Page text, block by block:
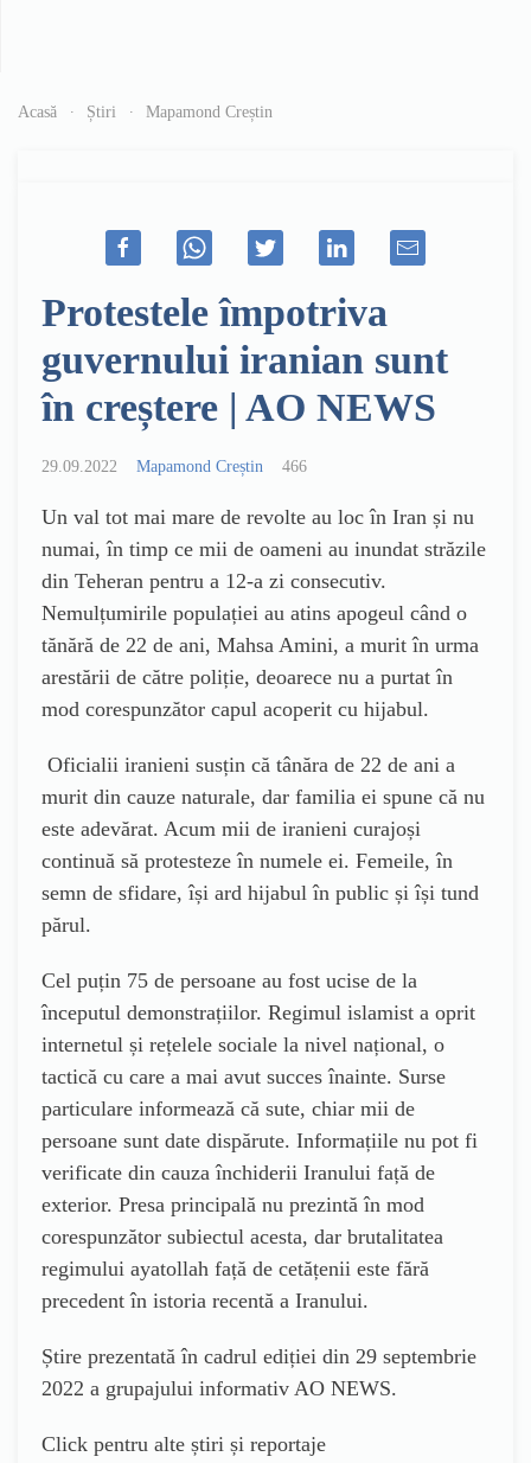
Acasă Știri Mapamond Creștin
Protestele împotriva
guvernului iranian sunt
în creștere | AO NEWS
29.09.2022 Mapamond Creștin 466
Un val tot mai mare de revolte au loc în Iran și nu
numai, în timp ce mii de oameni au inundat străzile
din Teheran pentru a 12-a zi consecutiv.
Nemulțumirile populației au atins apogeul când o
tănără de 22 de ani, Mahsa Amini, a murit în urma
arestării de către poliție, deoarece nu a purtat în
mod corespunzător capul acoperit cu hijabul.
Oficialii iranieni susțin că tânăra de 22 de ani a
murit din cauze naturale, dar familia ei spune că nu
este adevărat. Acum mii de iranieni curajoși
continuă să protesteze în numele ei. Femeile, în
semn de sfidare, își ard hijabul în public și își tund
părul.
Cel puțin 75 de persoane au fost ucise de la
începutul demonstrațiilor. Regimul islamist a oprit
internetul și rețelele sociale la nivel național, o
tactică cu care a mai avut succes înainte. Surse
particulare informează că sute, chiar mii de
persoane sunt date dispărute. Informațiile nu pot fi
verificate din cauza închiderii Iranului față de
exterior. Presa principală nu prezintă în mod
corespunzător subiectul acesta, dar brutalitatea
regimului ayatollah față de cetățenii este fără
precedent în istoria recentă a Iranului.
Știre prezentată în cadrul ediției din 29 septembrie
2022 a grupajului informativ AO NEWS.
Click pentru alte știri și reportaje